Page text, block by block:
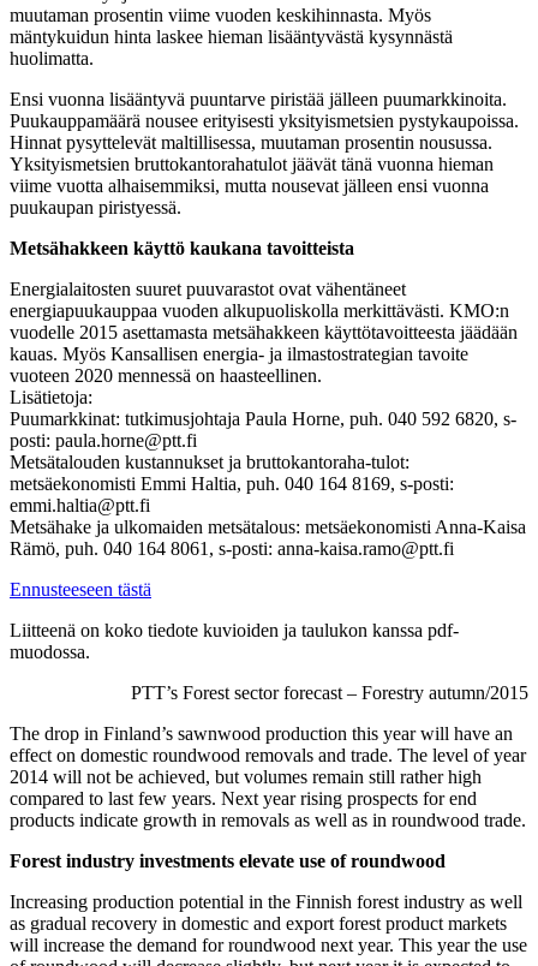
muutaman prosentin viime vuoden keskihinnasta. Myös
mäntykuidun hinta laskee hieman lisääntyvästä kysynnästä
huolimatta.
Ensi vuonna lisääntyvä puuntarve piristää jälleen puumarkkinoita.
Puukauppamäärä nousee erityisesti yksityismetsien pystykaupoissa.
Hinnat pysyttelevät maltillisessa, muutaman prosentin nousussa.
Yksityismetsien bruttokantorahatulot jäävät tänä vuonna hieman
viime vuotta alhaisemmiksi, mutta nousevat jälleen ensi vuonna
puukaupan piristyessä.
Metsähakkeen käyttö kaukana tavoitteista
Energialaitosten suuret puuvarastot ovat vähentäneet
energiapuukauppaa vuoden alkupuoliskolla merkittävästi. KMO:n
vuodelle 2015 asettamasta metsähakkeen käyttötavoitteesta jäädään
kauas. Myös Kansallisen energia- ja ilmastostrategian tavoite
vuoteen 2020 mennessä on haasteellinen.
Lisätietoja:
Puumarkkinat: tutkimusjohtaja Paula Horne, puh. 040 592 6820, s-
posti: paula.horne@ptt.fi
Metsätalouden kustannukset ja bruttokantoraha-tulot:
metsäekonomisti Emmi Haltia, puh. 040 164 8169, s-posti:
emmi.haltia@ptt.fi
Metsähake ja ulkomaiden metsätalous: metsäekonomisti Anna-Kaisa
Rämö, puh. 040 164 8061, s-posti: anna-kaisa.ramo@ptt.fi
Ennusteeseen tästä
Liitteenä on koko tiedote kuvioiden ja taulukon kanssa pdf-
muodossa.
PTT’s Forest sector forecast – Forestry autumn/2015
The drop in Finland’s sawnwood production this year will have an
effect on domestic roundwood removals and trade. The level of year
2014 will not be achieved, but volumes remain still rather high
compared to last few years. Next year rising prospects for end
products indicate growth in removals as well as in roundwood trade.
Forest industry investments elevate use of roundwood
Increasing production potential in the Finnish forest industry as well
as gradual recovery in domestic and export forest product markets
will increase the demand for roundwood next year. This year the use